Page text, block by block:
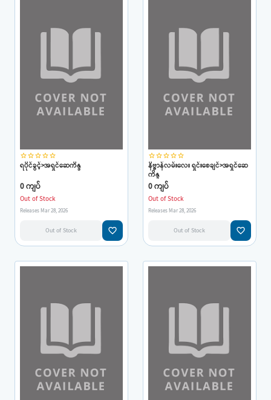
star_borderstar_borderstar_borderstar_borderstar_border
ရပိုင်ခွင့်>အရှင်ဆေကိန္ဒ
0 ကျပ်
Out of Stock
Releases Mar 28, 2026
Out of Stock favorite_border
star_borderstar_borderstar_borderstar_borderstar_border
နိဗ္ဗာန်လမ်းလေး ရှင်းစေချင်>အရှင်ဆေ
ကိန္ဒ
0 ကျပ်
Out of Stock
Releases Mar 28, 2026
Out of Stock favorite_border